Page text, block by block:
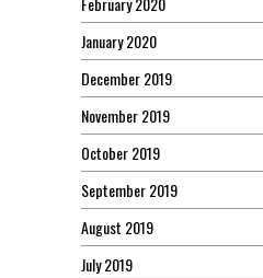
January 2020
December 2019
November 2019
October 2019
September 2019
August 2019
July 2019